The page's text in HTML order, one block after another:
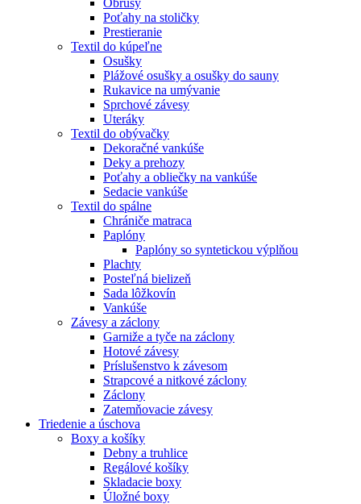
Poťahy na stoličky
Prestieranie
Textil do kúpeľne
Osušky
Plážové osušky a osušky do sauny
Rukavice na umývanie
Sprchové závesy
Uteráky
Textil do obývačky
Dekoračné vankúše
Deky a prehozy
Poťahy a obliečky na vankúše
Sedacie vankúše
Textil do spálne
Chrániče matraca
Paplóny
Paplóny so syntetickou výplňou
Plachty
Posteľná bielizeň
Sada lôžkovín
Vankúše
Závesy a záclony
Garniže a tyče na záclony
Hotové závesy
Príslušenstvo k závesom
Strapcové a nitkové záclony
Záclony
Zatemňovacie závesy
Triedenie a úschova
Boxy a košíky
Debny a truhlice
Regálové košíky
Skladacie boxy
Úložné boxy